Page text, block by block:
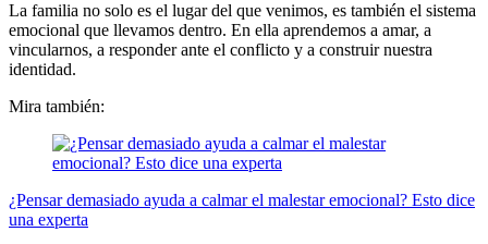
La familia no solo es el lugar del que venimos, es también el sistema
emocional que llevamos dentro. En ella aprendemos a amar, a
vincularnos, a responder ante el conflicto y a construir nuestra
identidad.
Mira también:
¿Pensar demasiado ayuda a calmar el malestar emocional? Esto dice
una experta